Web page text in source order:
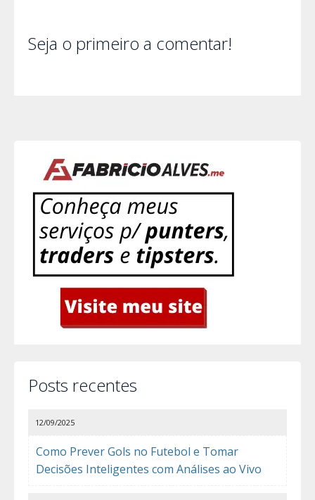
Seja o primeiro a comentar!
Posts recentes
Como Prever Gols no Futebol e Tomar
Decisões Inteligentes com Análises ao Vivo
12/09/2025